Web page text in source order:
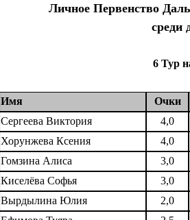
Личное Первенство
среди
6 Тур
Имя
Очки
Сергеева Виктория
4,0
Хорунжева Ксения
4,0
Гомзина Алиса
3,0
Киселёва Софья
3,0
Вырдылина Юлия
2,0